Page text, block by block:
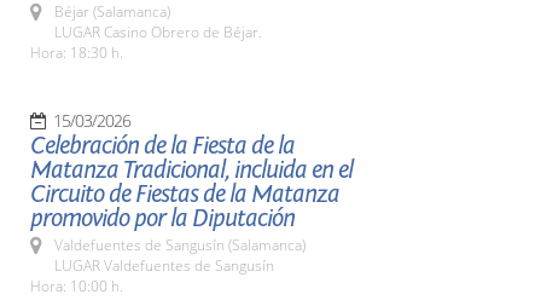
Béjar (Salamanca)
LUGAR Casino Obrero de Béjar.
Hora: 18:30 h.
15/03/2026
Celebración de la Fiesta de la
Matanza Tradicional, incluida en el
Circuito de Fiestas de la Matanza
promovido por la Diputación
Valdefuentes de Sangusín (Salamanca)
LUGAR Valdefuentes de Sangusín
Hora: 10:00 h.